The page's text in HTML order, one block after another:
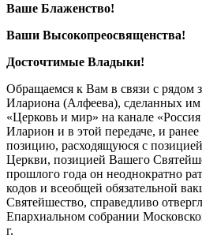
Ваше Блаженство!
Ваши Высокопреосвященства!
Досточтимые Владыки!
Обращаемся к Вам в связи с рядом
Илариона (Алфеева), сделанных им
«Церковь и мир» на канале
Иларион и в этой передаче, и
позицию, расходящуюся с
Церкви, позицией Вашего
прошлого года он неоднократно
кодов и всеобщей обязательной
Святейшество, справедливо
Епархиальном собрании
г.